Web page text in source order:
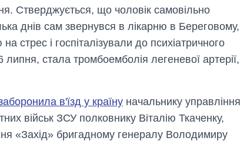
Стверджується, що чоловік самовільно
днів сам звернувся в лікарню в Береговому,
стрес і госпіталізували до психіатричного
стала тромбоемболія легеневої артерії,
в'їзд у країну начальнику управління
військ ЗСУ полковнику Віталію Ткаченку,
«Захід» бригадному генералу Володимиру